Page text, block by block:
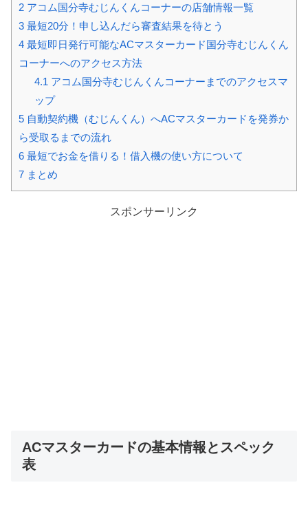
2 アコム国分寺むじんくんコーナーの店舗情報一覧
3 最短20分！申し込んだら審査結果を待とう
4 最短即日発行可能なACマスターカード国分寺むじんくん
コーナーへのアクセス方法
4.1 アコム国分寺むじんくんコーナーまでのアクセスマ
ップ
5 自動契約機（むじんくん）へACマスターカードを発券か
ら受取るまでの流れ
6 最短でお金を借りる！借入機の使い方について
7 まとめ
スポンサーリンク
ACマスターカードの基本情報とスペック
表